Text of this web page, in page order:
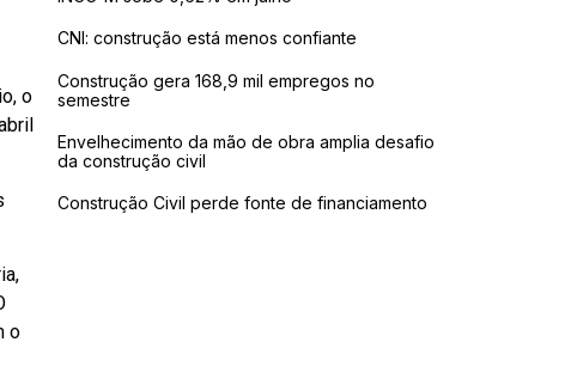
o
o
CNI: construção está menos confiante
Construção gera 168,9 mil empregos no
semestre
Envelhecimento da mão de obra amplia desafio
da construção civil
Construção Civil perde fonte de financiamento